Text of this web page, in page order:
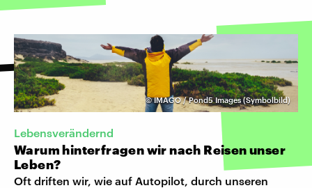
©IMAGO / Pond5 Images (Symbolbild)
Lebensverändernd
Warum hinterfragen wir nach Reisen unser
Leben?
Oft driften wir, wie auf Autopilot, durch unseren